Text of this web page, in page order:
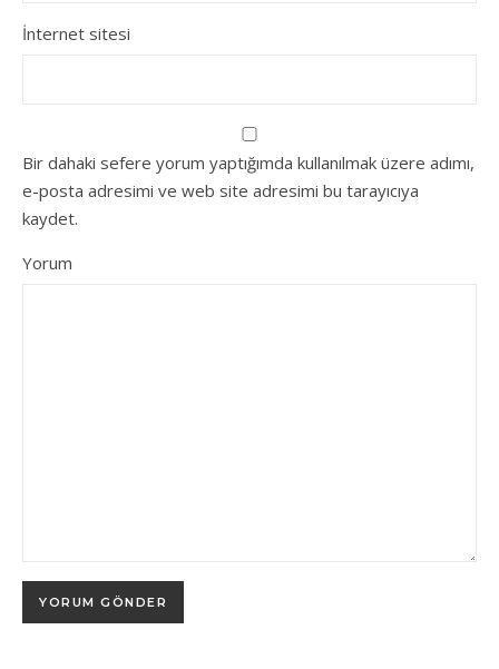
İnternet sitesi
Bir dahaki sefere yorum yaptığımda kullanılmak üzere adımı,
e-posta adresimi ve web site adresimi bu tarayıcıya
kaydet.
Yorum